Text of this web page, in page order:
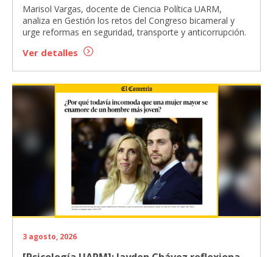
Marisol Vargas, docente de Ciencia Política UARM,
analiza en Gestión los retos del Congreso bicameral y
urge reformas en seguridad, transporte y anticorrupción.
Ver detalles
3 agosto, 2026